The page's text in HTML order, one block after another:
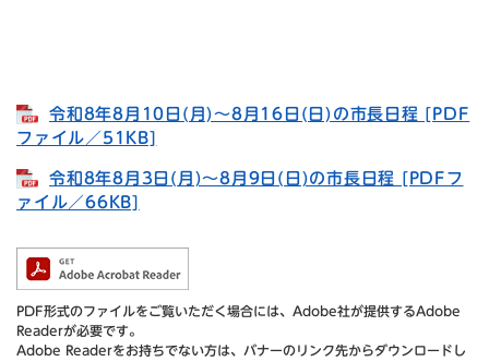
令和8年8月10日(月)〜8月16日(日)の市長日程 [PDF
ファイル／51KB]
令和8年8月3日(月)〜8月9日(日)の市長日程 [PDFフ
ァイル／66KB]
PDF形式のファイルをご覧いただく場合には、Adobe社が提供するAdobe
Readerが必要です。
Adobe Readerをお持ちでない方は、バナーのリンク先からダウンロードし